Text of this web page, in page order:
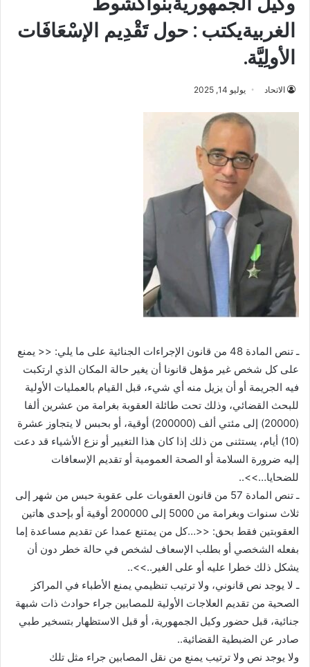
الغربيةيكتب : حول تَقْدِيم الإسْعَافَات
الأولِيَّة.
الاتحاد يوليو 14, 2025
ـ تنص المادة 48 من قانون الإجراءات الجنائية على ما يلي: << يمنع
على كل شخص غير مؤهل قانونا أن يغير حالة المكان الذي ارتكبت
فيه الجريمة أو أن يزيل منه أي شيء، قبل القيام بالعمليات الأولية
للبحث القضائي، وذلك تحت طائلة العقوبة بغرامة من عشرين ألفا
(20000) إلى مئتي ألف (200000) أوقية، أو بحبس لا يتجاوز عشرة
(10) أيام، يستثنى من ذلك إذا كان هذا التغيير أو نزع الأشياء قد دعت
إليه ضرورة السلامة أو الصحة العمومية أو تقديم الإسعافات
للضحايا…>>..
ـ تنص المادة 57 من قانون العقوبات على عقوبة حبس من شهر إلى
ثلاث سنوات وبغرامة من 5000 إلى 200000 أوقية أو بإحدى هاتين
العقوبتين فقط بحق: <<…كل من يمتنع عمدا عن تقديم مساعدة إما
بفعله الشخصي أو بطلب الإسعاف لشخص في حالة خطر دون أن
يشكل ذلك خطرا عليه أو على الغير..>>..
ـ لا يوجد نص قانوني، ولا ترتيب تنظيمي يمنع الأطباء في المراكز
الصحية من تقديم العلاجات الأولية للمصابين جراء حوادث ذات شبهة
جنائية، قبل حضور وكيل الجمهورية، أو قبل الاستظهار بتسخير طبي
صادر عن الضبطية القضائية..
ولا يوجد نص ولا ترتيب يمنع من نقل المصابين جراء مثل تلك